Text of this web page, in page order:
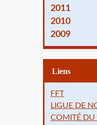
2011
2010
2009
Liens
FFT
LIGUE DE
COMITÉ DU